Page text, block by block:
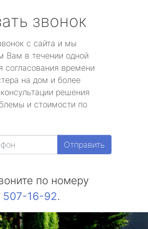
звонок
с сайта и мы
Вам в течении одной
согласования времени
на дом и более
решения
и стоимости по
Отправить
по номеру
507-16-92.